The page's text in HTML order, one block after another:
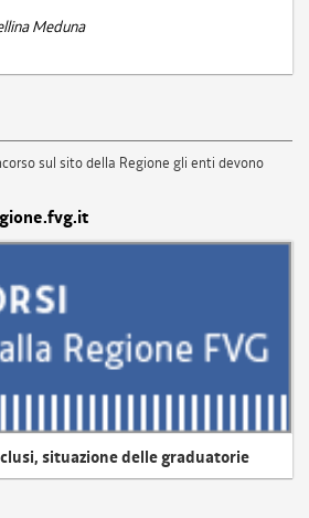
Meduna
sul sito della Regione gli enti devono
situazione delle graduatorie